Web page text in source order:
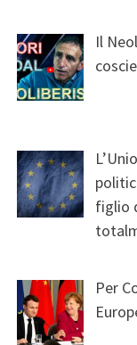
Il
figlio
Per